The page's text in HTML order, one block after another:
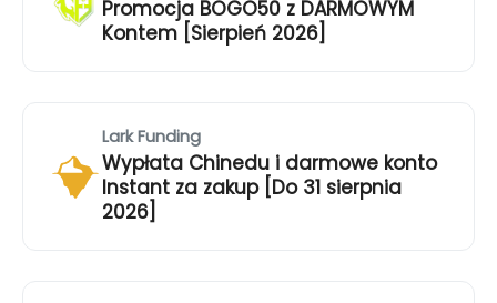
Promocja BOGO50 z DARMOWYM
Kontem [Sierpień 2026]
Lark Funding
Wypłata Chinedu i darmowe konto
Instant za zakup [Do 31 sierpnia
2026]